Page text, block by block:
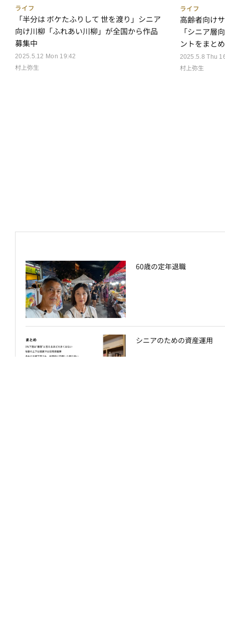
ライフ
2025.5.12 Mon 19:42
「半分は ボケたふりして 世を渡り」シニア
向け川柳「ふれあい川柳」が全国から作品
募集中
村上弥生
ライフ
2025.5.8 Thu
高齢者向け
「シニア層
ントをまと
村上弥生
60歳の定年退職
シニアのための資産運用